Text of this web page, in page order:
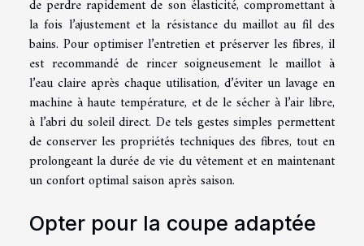
de perdre rapidement de son élasticité, compromettant à
la fois l’ajustement et la résistance du maillot au fil des
bains. Pour optimiser l’entretien et préserver les fibres, il
est recommandé de rincer soigneusement le maillot à
l’eau claire après chaque utilisation, d’éviter un lavage en
machine à haute température, et de le sécher à l’air libre,
à l’abri du soleil direct. De tels gestes simples permettent
de conserver les propriétés techniques des fibres, tout en
prolongeant la durée de vie du vêtement et en maintenant
un confort optimal saison après saison.
Opter pour la coupe adaptée